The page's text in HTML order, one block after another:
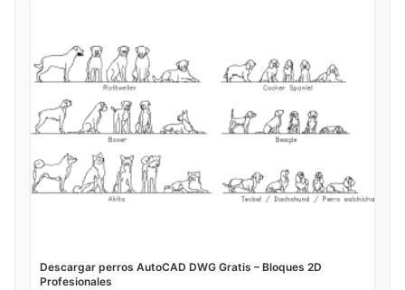
Descargar perros AutoCAD DWG Gratis – Bloques 2D
Profesionales